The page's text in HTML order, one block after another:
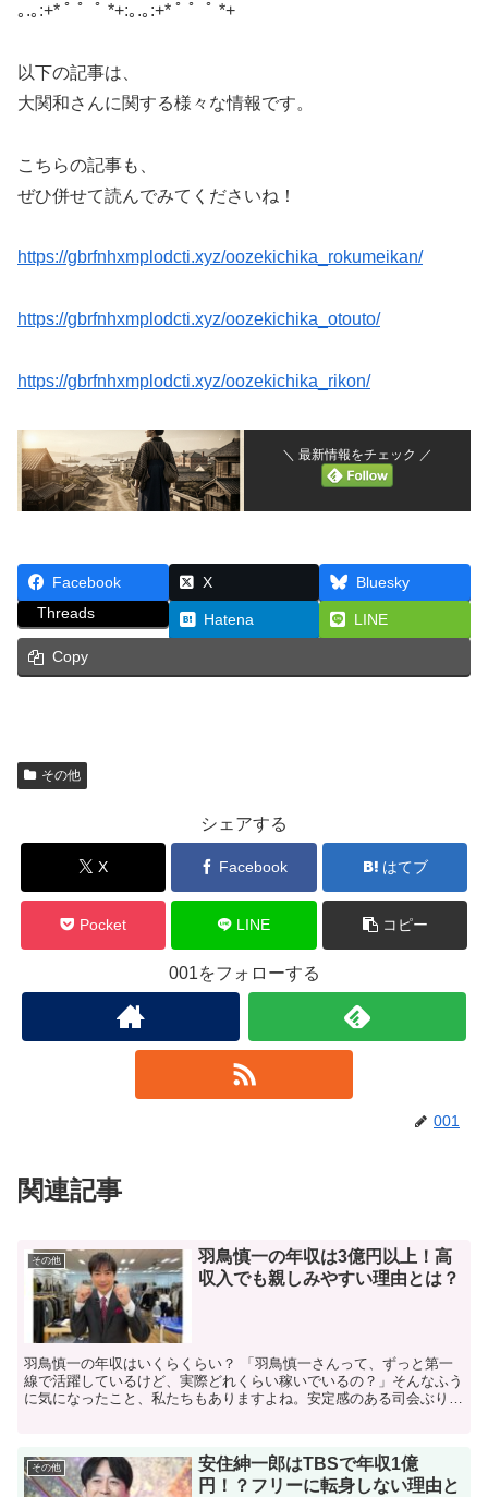
｡.｡:+* ﾟ ゜ﾟ *+:｡.｡:+* ﾟ ゜ﾟ *+
以下の記事は、
大関和さんに関する様々な情報です。
こちらの記事も、
ぜひ併せて読んでみてくださいね！
https://gbrfnhxmplodcti.xyz/oozekichika_rokumeikan/
https://gbrfnhxmplodcti.xyz/oozekichika_otouto/
https://gbrfnhxmplodcti.xyz/oozekichika_rikon/
＼ 最新情報をチェック ／
Facebook X
Bluesky
Threads
Hatena LINE
Copy
その他
シェアする
X Facebook はてブ
Pocket LINE コピー
001をフォローする
001
関連記事
その他
羽鳥慎一の年収は3億円以上！高
収入でも親しみやすい理由とは？
羽鳥慎一の年収はいくらくらい？ 「羽鳥慎一さんって、ずっと第一
線で活躍しているけど、実際どれくらい稼いでいるの？」そんなふう
に気になったこと、私たちもありますよね。安定感のある司会ぶりを
その他
安住紳一郎はTBSで年収1億
円！？フリーに転身しない理由と